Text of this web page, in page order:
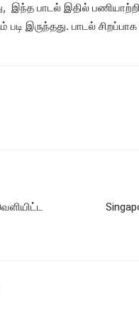
இந்த பாடல் இதில்
படி இருந்தது. பாடல்